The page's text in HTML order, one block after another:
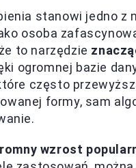
stanowi jedno z
osoba
to narzędzie
ogromnej bazie
często
formy, sam
wzrost